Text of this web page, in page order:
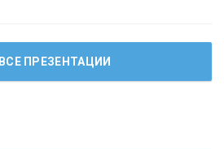
ВСЕ ПРЕЗЕНТАЦИИ